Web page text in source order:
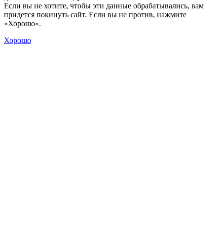
Если вы не хотите, чтобы эти данные обрабатывались, вам
придется покинуть сайт. Если вы не против, нажмите
«Хорошо».
Хорошо